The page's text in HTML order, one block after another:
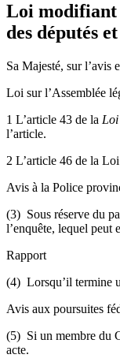
Loi modifiant
des députés
Sa Majesté, sur l’avis
Loi sur l’Assemblée
1 L’article 43 de la Loi
l’article.
2 L’article 46 de la
Avis à la Police
(3) Sous réserve du
l’enquête, lequel peut
Rapport
(4) Lorsqu’il termine
Avis aux poursuites
(5) Si un membre du
acte.